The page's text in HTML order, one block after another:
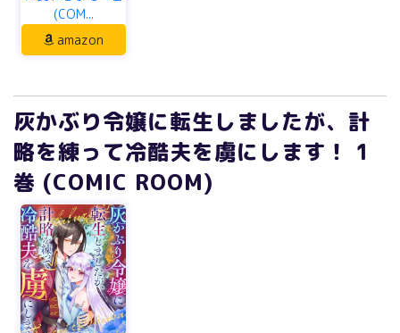
(COM...
amazon
灰かぶり令嬢に転生しましたが、計
略を練って冷酷夫を虜にします！ 1
巻 (COMIC ROOM)